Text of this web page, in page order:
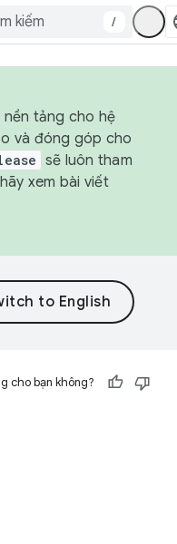
/
tảng cho hệ
và đóng góp cho
sẽ luôn tham
xem bài viết
cho bạn không?